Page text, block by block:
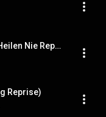
Die Äbtissin (Manchen Wunden Heilen Nie Reprise)
Reprise)